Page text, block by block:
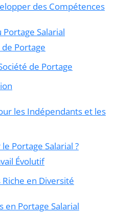
des Compétences
Salarial
Portage
de Portage
les Indépendants et les
Portage Salarial ?
Évolutif
en Diversité
en Portage Salarial